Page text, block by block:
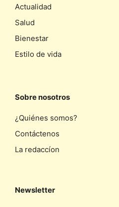
Actualidad
Salud
Bienestar
Estilo de vida
Sobre nosotros
¿Quiénes somos?
Contáctenos
La redaccíon
Newsletter